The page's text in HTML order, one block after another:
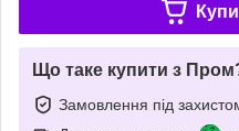
Що таке купити з
Замовлення під